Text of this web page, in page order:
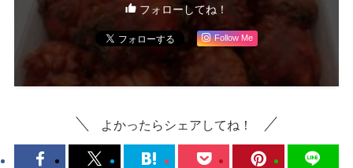
フォローしてね！
Follow Me
よかったらシェアしてね！